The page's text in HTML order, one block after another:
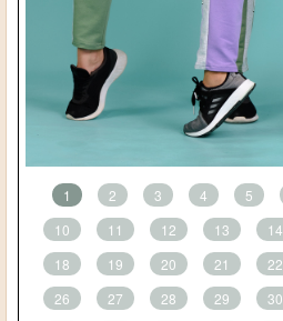
1 2 3 4 5
10
11 12 13 14
18
19 20 21 22
26
27 28 29 30